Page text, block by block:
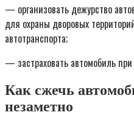
— организовать дежурство
для охраны дворовых
автотранспорта;
— застраховать автомобиль
Как сжечь
незаметно